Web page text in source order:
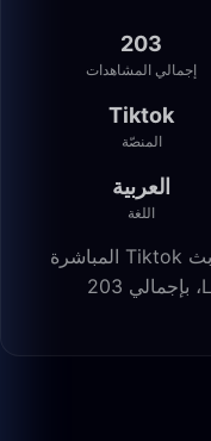
203
إجمالي المشاهدات
Tiktok
المنصّة
العربية
اللغة
لدى الفآآآرقهه🦌 عدد 56 من عمليات بث Tiktok المباشرة
المسجّلة على Live Stream Recorder، بإجمالي 203